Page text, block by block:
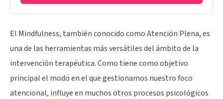
El Mindfulness, también conocido como Atención Plena, es
una de las herramientas más versátiles del ámbito de la
intervención terapéutica. Como tiene como objetivo
principal el modo en el que gestionamos nuestro foco
atencional, influye en muchos otros procesos psicológicos